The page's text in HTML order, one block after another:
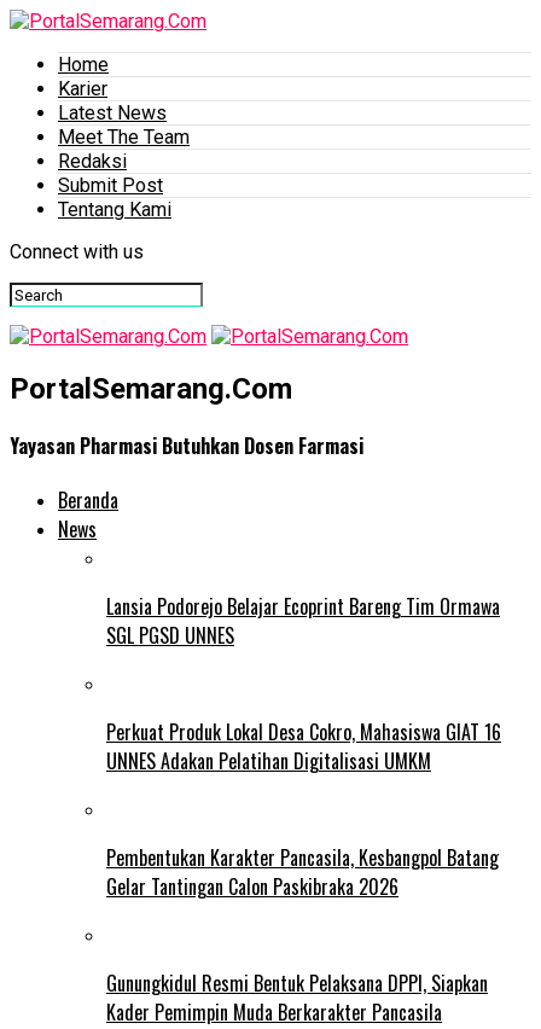
Home
Karier
Latest News
Meet The Team
Redaksi
Submit Post
Tentang Kami
Connect with us
PortalSemarang.Com
Yayasan Pharmasi Butuhkan Dosen Farmasi
Beranda
News
Lansia Podorejo Belajar Ecoprint Bareng Tim Ormawa
SGL PGSD UNNES
Perkuat Produk Lokal Desa Cokro, Mahasiswa GIAT 16
UNNES Adakan Pelatihan Digitalisasi UMKM
Pembentukan Karakter Pancasila, Kesbangpol Batang
Gelar Tantingan Calon Paskibraka 2026
Gunungkidul Resmi Bentuk Pelaksana DPPI, Siapkan
Kader Pemimpin Muda Berkarakter Pancasila